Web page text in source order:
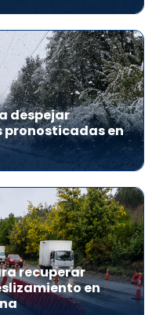
despejar
pronosticadas en
recuperar
en